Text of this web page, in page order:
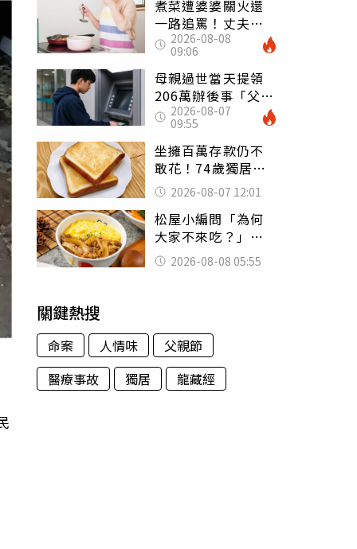
煮菜遭婆婆關火還
一路追罵！丈夫勸
別計較「媽媽老
了」 人妻超崩
潰：我像台傭
2026-08-08
09:06
母親過世當天提領
206萬辦後事「父子
遭判刑」 律師：
搶錢先下手是罪
2026-08-07
09:55
坐擁百萬存款仍不
敢花！74歲獨居翁
「1餐只吃1片吐
司」 半年後暴瘦
嚇壞女兒
2026-08-07 12:01
松屋小編問「為何
大家不來吃？」
一票人點出3大問
題：滿手好牌打到
2026-08-08 05:55
關鍵熱搜
命案 人情味
父親節
醫療事故
獨居 龍藏經